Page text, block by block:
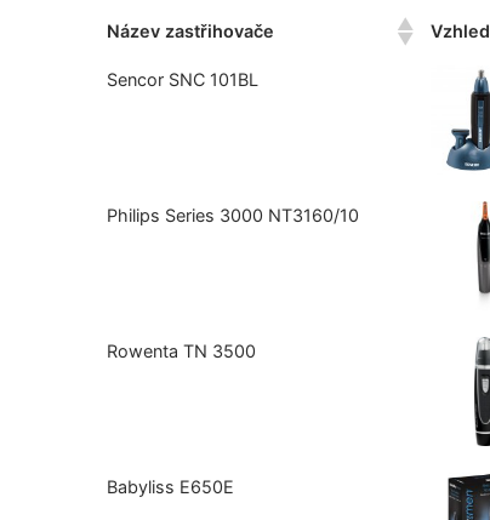
Název zastřihovače Vzhled
Sencor SNC 101BL
Philips Series 3000 NT3160/10
Rowenta TN 3500
Babyliss E650E